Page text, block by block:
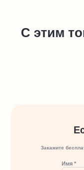
С этим
Закажите
Имя *